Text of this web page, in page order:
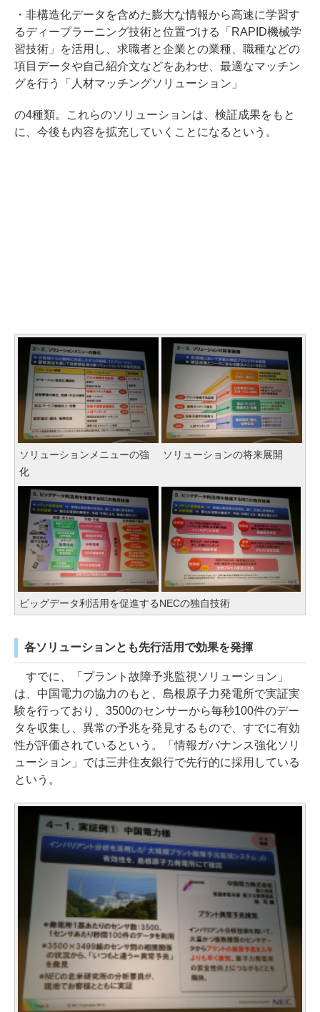
・非構造化データを含めた膨大な情報から高速に学習す
るディープラーニング技術と位置づける「RAPID機械学
習技術」を活用し、求職者と企業との業種、職種などの
項目データや自己紹介文などをあわせ、最適なマッチン
グを行う「人材マッチングソリューション」
の4種類。これらのソリューションは、検証成果をもと
に、今後も内容を拡充していくことになるという。
ソリューションメニューの強
化
ソリューションの将来展開
ビッグデータ利活用を促進するNECの独自技術
各ソリューションとも先行活用で効果を発揮
すでに、「プラント故障予兆監視ソリューション」
は、中国電力の協力のもと、島根原子力発電所で実証実
験を行っており、3500のセンサーから毎秒100件のデー
タを収集し、異常の予兆を発見するもので、すでに有効
性が評価されているという。「情報ガバナンス強化ソリ
ューション」では三井住友銀行で先行的に採用している
という。